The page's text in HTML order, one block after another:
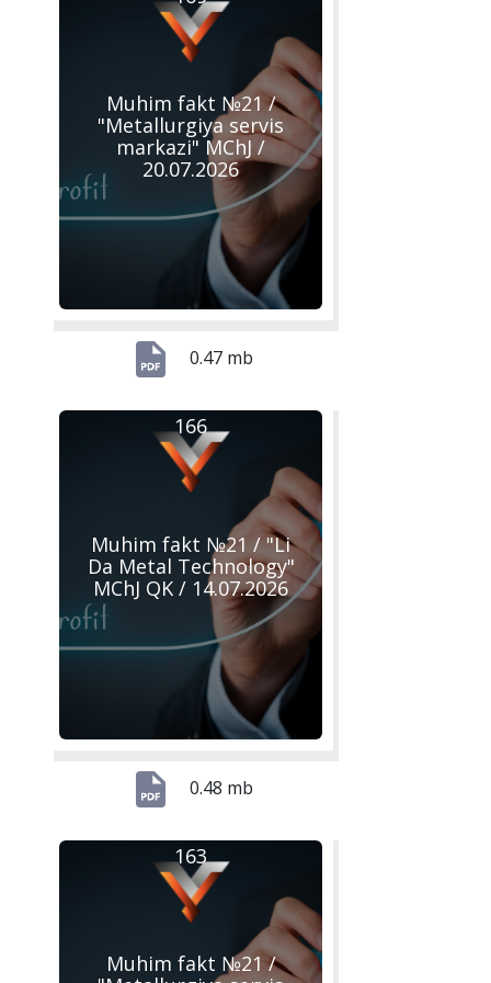
Muhim fakt №21 /
"Metallurgiya servis
markazi" MChJ /
20.07.2026
0.47 mb
Muhim fakt №21 / "Li
Da Metal Technology"
MChJ QK / 14.07.2026
166
0.48 mb
Muhim fakt №21 /
163